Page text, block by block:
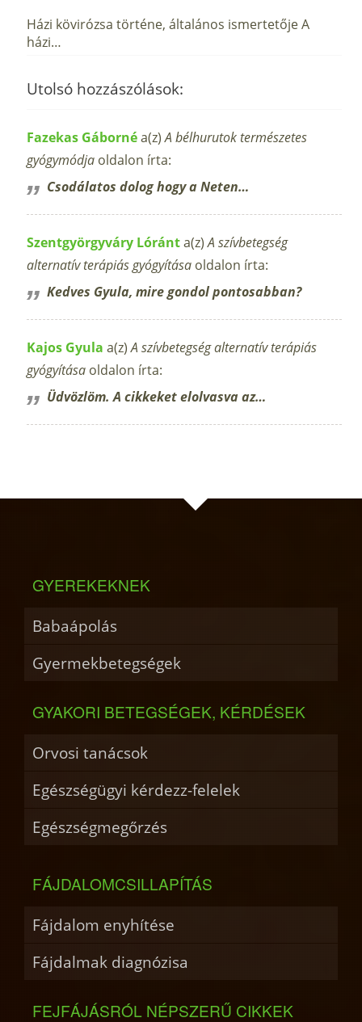
Házi kövirózsa történe, általános ismertetője A
házi…
Utolsó hozzászólások:
Fazekas Gábornéa(z)A bélhurutok természetes
gyógymódja oldalon írta:
Csodálatos dolog hogy a Neten…
Szentgyörgyváry Lóránta(z)A szívbetegség
alternatív terápiás gyógyítása oldalon írta:
Kedves Gyula, mire gondol pontosabban?
Kajos Gyula a(z)A szívbetegség alternatív terápiás
gyógyítása oldalon írta:
Üdvözlöm. A cikkeket elolvasva az…
GYEREKEKNEK
Babaápolás
Gyermekbetegségek
GYAKORI BETEGSÉGEK, KÉRDÉSEK
Orvosi tanácsok
Egészségügyi kérdezz-felelek
Egészségmegőrzés
FÁJDALOMCSILLAPÍTÁS
Fájdalom enyhítése
Fájdalmak diagnózisa
FEJFÁJÁSRÓL NÉPSZERŰ CIKKEK